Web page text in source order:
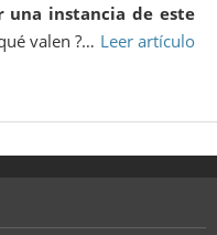
una instancia de este
valen ?… Leer artículo